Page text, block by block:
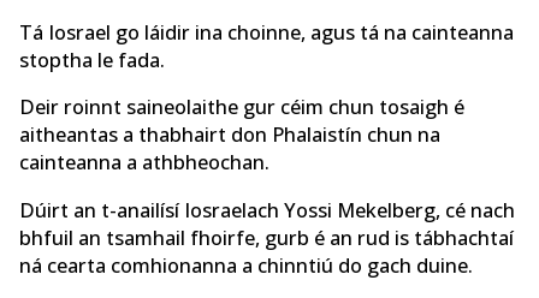
Tá Iosrael go láidir ina choinne, agus tá na cainteanna
stoptha le fada.
Deir roinnt saineolaithe gur céim chun tosaigh é
aitheantas a thabhairt don Phalaistín chun na
cainteanna a athbheochan.
Dúirt an t-anailísí Iosraelach Yossi Mekelberg, cé nach
bhfuil an tsamhail fhoirfe, gurb é an rud is tábhachtaí
ná cearta comhionanna a chinntiú do gach duine.